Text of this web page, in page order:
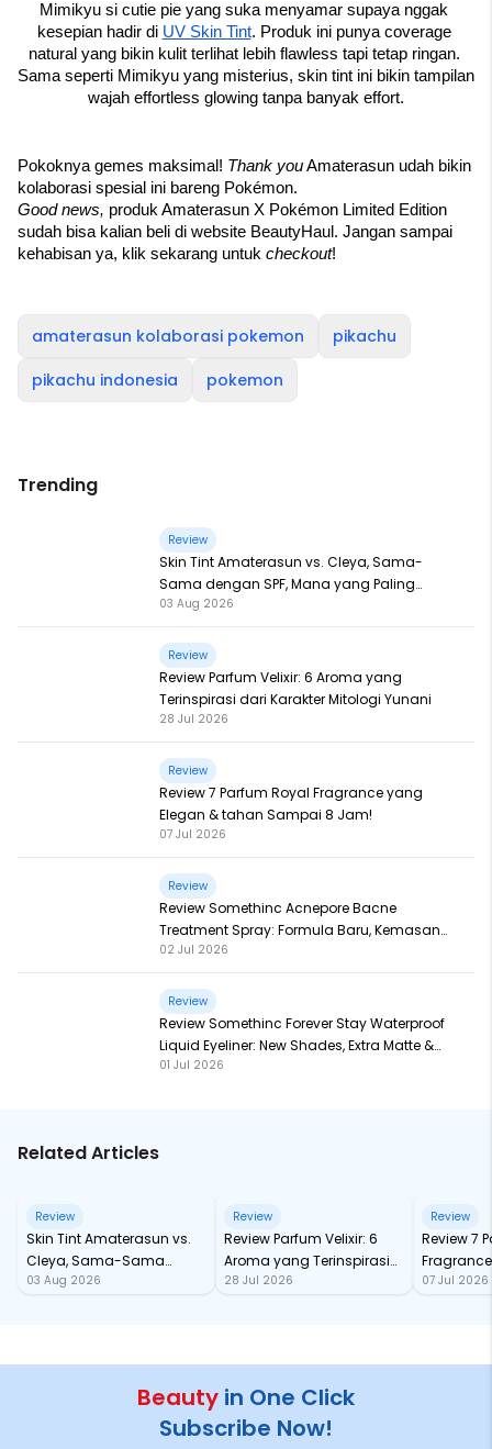
Mimikyu si cutie pie yang suka menyamar supaya nggak
kesepian hadir di UV Skin Tint. Produk ini punya coverage
natural yang bikin kulit terlihat lebih flawless tapi tetap ringan.
Sama seperti Mimikyu yang misterius, skin tint ini bikin tampilan
wajah effortless glowing tanpa banyak effort.
Pokoknya gemes maksimal! Thank you Amaterasun udah bikin
kolaborasi spesial ini bareng Pokémon.
Good news, produk Amaterasun X Pokémon Limited Edition
sudah bisa kalian beli di website BeautyHaul. Jangan sampai
kehabisan ya, klik sekarang untuk checkout!
amaterasun kolaborasi pokemon
pikachu
pikachu indonesia
pokemon
Trending
Review
Skin Tint Amaterasun vs. Cleya, Sama-
Sama dengan SPF, Mana yang Paling
Nampol?
03 Aug 2026
Review
Review Parfum Velixir: 6 Aroma yang
Terinspirasi dari Karakter Mitologi Yunani
28 Jul 2026
Review
Review 7 Parfum Royal Fragrance yang
Elegan & tahan Sampai 8 Jam!
07 Jul 2026
Review
Review Somethinc Acnepore Bacne
Treatment Spray: Formula Baru, Kemasan
Baru, Makin Ampuh!
02 Jul 2026
Review
Review Somethinc Forever Stay Waterproof
Liquid Eyeliner: New Shades, Extra Matte &
Super Pigmented!
01 Jul 2026
Related Articles
Review
Skin Tint Amaterasun vs.
Cleya, Sama-Sama
dengan SPF, Mana yang
03 Aug 2026
Review
Review Parfum Velixir: 6
Aroma yang Terinspirasi
dari Karakter Mitologi
28 Jul 2026
Review
Review 7
tahan
07 Jul 2026
Beauty in One Click
Subscribe Now!